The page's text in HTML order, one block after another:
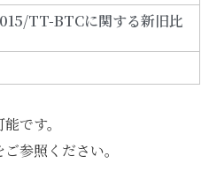
TT-BTCに関する新旧比
です。
ご参照ください。